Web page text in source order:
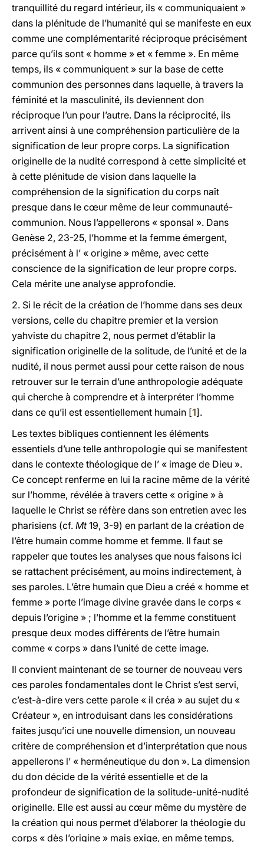
tranquillité du regard intérieur, ils « communiquaient »
dans la plénitude de l’humanité qui se manifeste en eux
comme une complémentarité réciproque précisément
parce qu’ils sont « homme » et « femme ». En même
temps, ils « communiquent » sur la base de cette
communion des personnes dans laquelle, à travers la
féminité et la masculinité, ils deviennent don
réciproque l’un pour l’autre. Dans la réciprocité, ils
arrivent ainsi à une compréhension particulière de la
signification de leur propre corps. La signification
originelle de la nudité correspond à cette simplicité et
à cette plénitude de vision dans laquelle la
compréhension de la signification du corps naît
presque dans le cœur même de leur communauté-
communion. Nous l’appellerons « sponsal ». Dans
Genèse 2, 23-25, l’homme et la femme émergent,
précisément à l’ « origine » même, avec cette
conscience de la signification de leur propre corps.
Cela mérite une analyse approfondie.
2. Si le récit de la création de l’homme dans ses deux
versions, celle du chapitre premier et la version
yahviste du chapitre 2, nous permet d’établir la
signification originelle de la solitude, de l’unité et de la
nudité, il nous permet aussi pour cette raison de nous
retrouver sur le terrain d’une anthropologie adéquate
qui cherche à comprendre et à interpréter l’homme
dans ce qu’il est essentiellement humain [1].
Les textes bibliques contiennent les éléments
essentiels d’une telle anthropologie qui se manifestent
dans le contexte théologique de l’ « image de Dieu ».
Ce concept renferme en lui la racine même de la vérité
sur l’homme, révélée à travers cette « origine » à
laquelle le Christ se réfère dans son entretien avec les
pharisiens (cf. Mt19, 3-9) en parlant de la création de
l’être humain comme homme et femme. Il faut se
rappeler que toutes les analyses que nous faisons ici
se rattachent précisément, au moins indirectement, à
ses paroles. L’être humain que Dieu a créé « homme et
femme » porte l’image divine gravée dans le corps «
depuis l’origine » ; l’homme et la femme constituent
presque deux modes différents de l’être humain
comme « corps » dans l’unité de cette image.
Il convient maintenant de se tourner de nouveau vers
ces paroles fondamentales dont le Christ s’est servi,
c’est-à-dire vers cette parole « il créa » au sujet du «
Créateur », en introduisant dans les considérations
faites jusqu’ici une nouvelle dimension, un nouveau
critère de compréhension et d’interprétation que nous
appellerons l’ « herméneutique du don ». La dimension
du don décide de la vérité essentielle et de la
profondeur de signification de la solitude-unité-nudité
originelle. Elle est aussi au cœur même du mystère de
la création qui nous permet d’élaborer la théologie du
corps « dès l’origine » mais exige, en même temps,